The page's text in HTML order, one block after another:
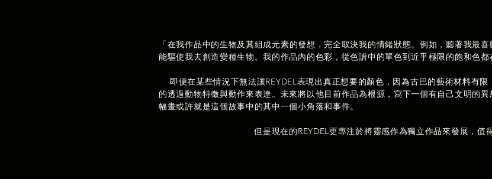
「在我作品中的生物及其組成元素的發想，完全取決我的情緒狀態。例如，聽著我最
能驅使我去創造變種生物。我的作品內的色彩，從色譜中的單色到近乎極限的飽和色都
即便在某些情況下無法讓REYDEL表現出真正想要的顏色，因為古巴的藝術材料有
的透過動物特徵與動作來表達。未來將以他目前作品為根源，寫下一個有自己文明的
幅畫或許就是這個故事中的其中一個小角落和事件。
但是現在的REYDEL更專注於將靈感作為獨立作品來發展，值